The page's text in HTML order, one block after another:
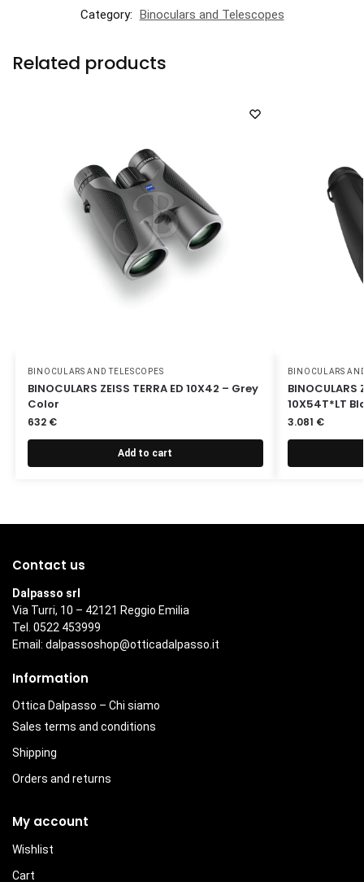
Category: Binoculars and Telescopes
Related products
BINOCULARS AND TELESCOPES
BINOCULARS ZEISS TERRA ED 10X42 – Grey
Color
632 €
Add to cart
BINOCULARS
10X54T*LT
3.081 €
Contact us
Dalpasso srl
Via Turri, 10 – 42121 Reggio Emilia
Tel. 0522 453999
Email: dalpassoshop@otticadalpasso.it
Information
Ottica Dalpasso – Chi siamo
Sales terms and conditions
Shipping
Orders and returns
My account
Wishlist
Cart